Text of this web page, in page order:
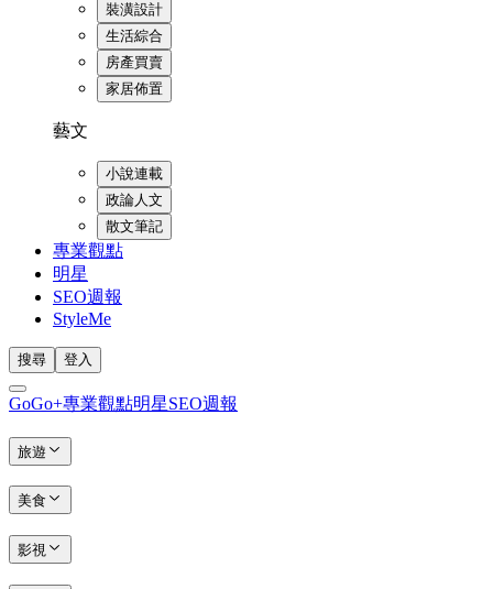
裝潢設計
生活綜合
房產買賣
家居佈置
藝文
小說連載
政論人文
散文筆記
專業觀點
明星
SEO週報
StyleMe
搜尋 登入
GoGo+專業觀點明星SEO週報
旅遊
美食
影視